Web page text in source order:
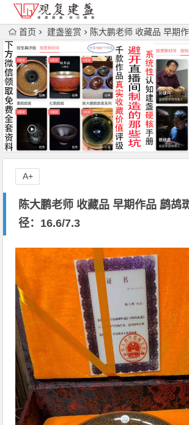
首页 建盏鉴赏 陈大鹏老师 收藏品 早期作品 鹧鸪
陈大鹏老师 收藏品 早期作品 鹧鸪
径：16.6/7.3
A+